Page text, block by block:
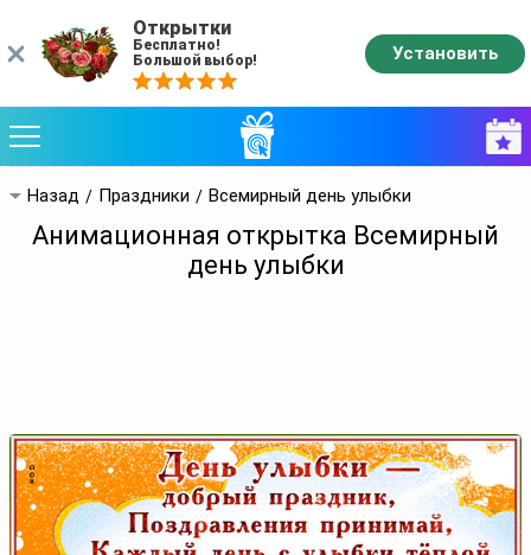
Назад Праздники Всемирный день улыбки
Анимационная открытка Всемирный
день улыбки
Открытки
Бесплатно!
Большой выбор!
Установить